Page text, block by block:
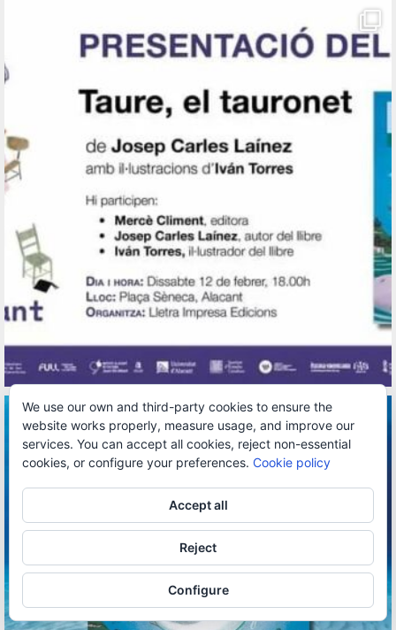
We use our own and third-party cookies to ensure the
website works properly, measure usage, and improve our
services. You can accept all cookies, reject non-essential
cookies, or configure your preferences. Cookie policy
Accept all
Reject
Configure